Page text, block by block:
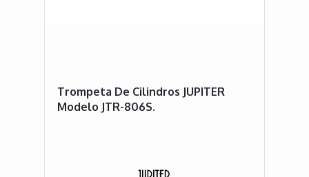
Trompeta De Cilindros JUPITER
Modelo JTR-806S.